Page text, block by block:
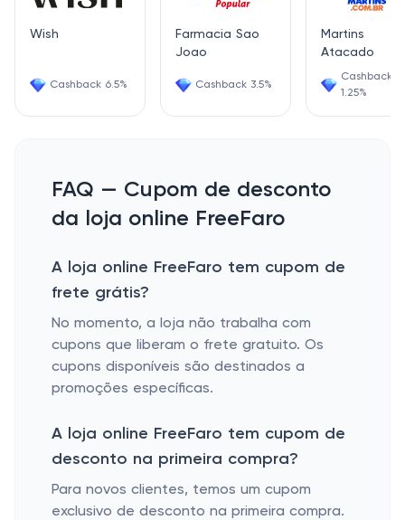
Wish
Cashback 6.5%
Farmacia Sao
Joao
Cashback 3.5%
Martins
Atacado
Cashback
1.25%
FAQ — Cupom de desconto
da loja online FreeFaro
A loja online FreeFaro tem cupom de
frete grátis?
No momento, a loja não trabalha com
cupons que liberam o frete gratuito. Os
cupons disponíveis são destinados a
promoções específicas.
A loja online FreeFaro tem cupom de
desconto na primeira compra?
Para novos clientes, temos um cupom
exclusivo de desconto na primeira compra.